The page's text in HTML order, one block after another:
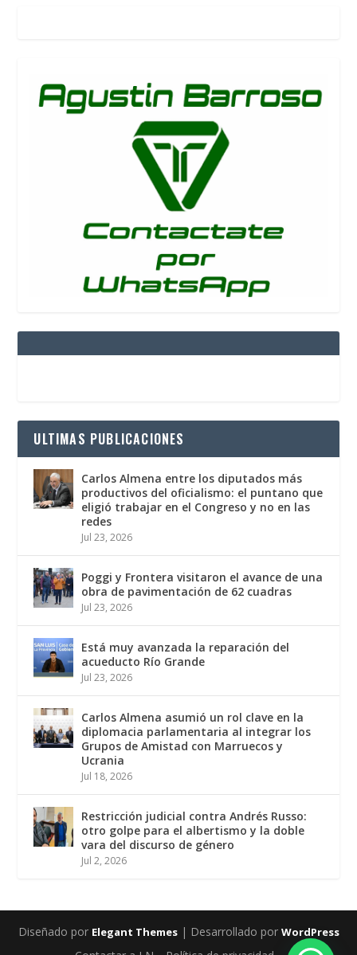
ULTIMAS PUBLICACIONES
Carlos Almena entre los diputados más
productivos del oficialismo: el puntano que
eligió trabajar en el Congreso y no en las
redes
Jul 23, 2026
Poggi y Frontera visitaron el avance de una
obra de pavimentación de 62 cuadras
Jul 23, 2026
Está muy avanzada la reparación del
acueducto Río Grande
Jul 23, 2026
Carlos Almena asumió un rol clave en la
diplomacia parlamentaria al integrar los
Grupos de Amistad con Marruecos y
Ucrania
Jul 18, 2026
Restricción judicial contra Andrés Russo:
otro golpe para el albertismo y la doble
vara del discurso de género
Jul 2, 2026
Diseñado por Elegant Themes| Desarrollado por WordPress